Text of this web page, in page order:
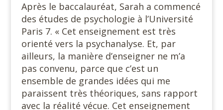
Après le baccalauréat, Sarah a commencé
des études de psychologie à l’Université
Paris 7. « Cet enseignement est très
orienté vers la psychanalyse. Et, par
ailleurs, la manière d’enseigner ne m’a
pas convenu, parce que c’est un
ensemble de grandes idées qui me
paraissent très théoriques, sans rapport
avec la réalité vécue. Cet enseignement